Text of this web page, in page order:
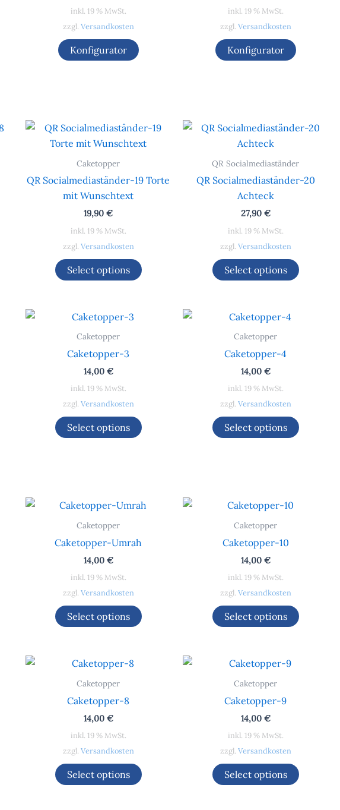
inkl. 19 % MwSt.
zzgl. Versandkosten
Konfigurator
inkl. 19 % MwSt.
zzgl. Versandkosten
Konfigurator
Caketopper
QR Socialmediaständer-19 Torte
mit Wunschtext
19,90€
inkl. 19 % MwSt.
zzgl. Versandkosten
Select options
QR Socialmediaständer
QR Socialmediaständer-20
Achteck
27,90 €
inkl. 19 % MwSt.
zzgl. Versandkosten
Select options
Caketopper
Caketopper-3
14,00 €
inkl. 19 % MwSt.
zzgl. Versandkosten
Select options
Caketopper
Caketopper-4
14,00 €
inkl. 19 % MwSt.
zzgl. Versandkosten
Select options
Caketopper
Caketopper-Umrah
14,00 €
inkl. 19 % MwSt.
zzgl. Versandkosten
Select options
Caketopper
Caketopper-10
14,00 €
inkl. 19 % MwSt.
zzgl. Versandkosten
Select options
Caketopper
Caketopper-8
14,00 €
inkl. 19 % MwSt.
zzgl. Versandkosten
Select options
Caketopper
Caketopper-9
14,00 €
inkl. 19 % MwSt.
zzgl. Versandkosten
Select options